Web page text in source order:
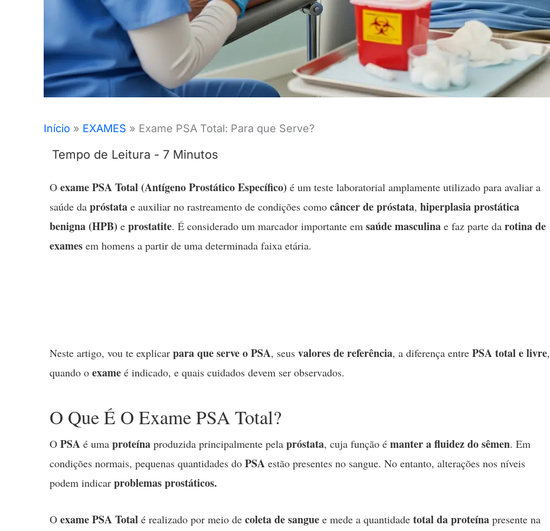
Início EXAMES Exame PSA Total: Para que Serve?
O exame PSA Total (Antígeno Prostático Específico) é um teste laboratorial amplamente utilizado para avaliar a
saúde da próstata e auxiliar no rastreamento de condições como câncer de próstata, hiperplasia prostática
benigna (HPB) e prostatite. É considerado um marcador importante em saúde masculina e faz parte da rotina de
exames em homens a partir de uma determinada faixa etária.
Neste artigo, vou te explicar para que serve o PSA, seus valores de referência, a diferença entre PSA total e livre,
quando o exame é indicado, e quais cuidados devem ser observados.
O Que É O Exame PSA Total?
O PSA é uma proteína produzida principalmente pela próstata, cuja função é manter a fluidez do sêmen. Em
condições normais, pequenas quantidades do PSA estão presentes no sangue. No entanto, alterações nos níveis
podem indicar problemas prostáticos.
O exame PSA Total é realizado por meio de coleta de sangue e mede a quantidade total da proteína presente na